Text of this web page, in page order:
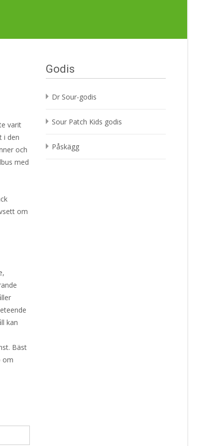
varit
i den
och
med
om
kan
Bäst
om
Godis
Dr Sour-godis
Sour Patch Kids godis
Påskägg